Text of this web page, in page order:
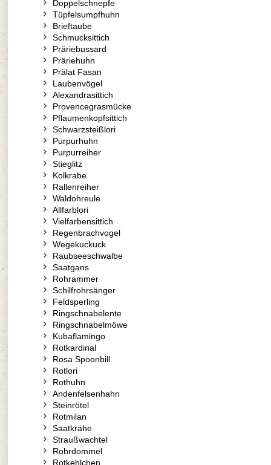
Doppelschnepfe
Tüpfelsumpfhuhn
Brieftaube
Schmucksittich
Präriebussard
Präriehuhn
Prälat Fasan
Laubenvögel
Alexandrasittich
Provencegrasmücke
Pflaumenkopfsittich
Schwarzsteißlori
Purpurhuhn
Purpurreiher
Stieglitz
Kolkrabe
Rallenreiher
Waldohreule
Allfarblori
Vielfarbensittich
Regenbrachvogel
Wegekuckuck
Raubseeschwalbe
Saatgans
Rohrammer
Schilfrohrsänger
Feldsperling
Ringschnabelente
Ringschnabelmöwe
Kubaflamingo
Rotkardinal
Rosa Spoonbill
Rotlori
Rothuhn
Andenfelsenhahn
Steinrötel
Rotmilan
Saatkrähe
Straußwachtel
Rohrdommel
Rotkehlchen